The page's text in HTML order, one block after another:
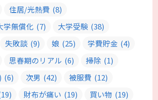
住居/光熱費 (8)
学無償化 (7) 大学受験 (38)
失敗談 (9) 娘 (25) 学費貯金 (4)
思春期のリアル (6) 掃除 (1)
(6) 次男 (42) 被服費 (12)
財布が痛い (19) 買い物 (19)